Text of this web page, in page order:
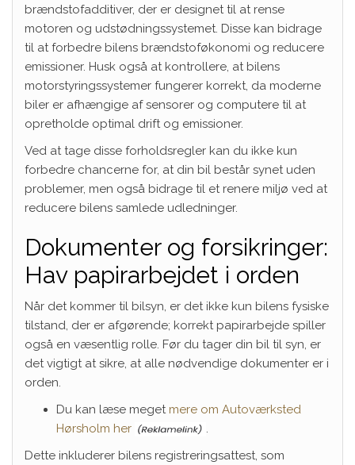
brændstofadditiver, der er designet til at rense
motoren og udstødningssystemet. Disse kan bidrage
til at forbedre bilens brændstoføkonomi og reducere
emissioner. Husk også at kontrollere, at bilens
motorstyringssystemer fungerer korrekt, da moderne
biler er afhængige af sensorer og computere til at
opretholde optimal drift og emissioner.
Ved at tage disse forholdsregler kan du ikke kun
forbedre chancerne for, at din bil består synet uden
problemer, men også bidrage til et renere miljø ved at
reducere bilens samlede udledninger.
Dokumenter og forsikringer:
Hav papirarbejdet i orden
Når det kommer til bilsyn, er det ikke kun bilens fysiske
tilstand, der er afgørende; korrekt papirarbejde spiller
også en væsentlig rolle. Før du tager din bil til syn, er
det vigtigt at sikre, at alle nødvendige dokumenter er i
orden.
Du kan læse meget mere om Autoværksted
Hørsholm her
.
Dette inkluderer bilens registreringsattest, som